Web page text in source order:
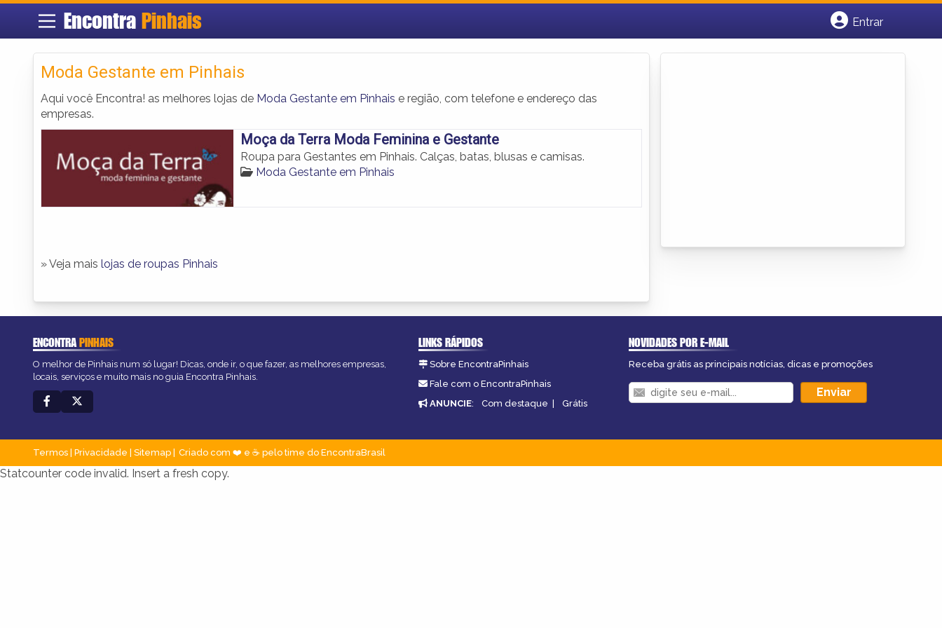
Encontra Pinhais
Entrar
Moda Gestante em Pinhais
Aqui você Encontra! as melhores lojas de Moda Gestante em Pinhais e região, com telefone e endereço das
empresas.
Moça da Terra Moda Feminina e Gestante
Roupa para Gestantes em Pinhais. Calças, batas, blusas e camisas.
Moda Gestante em Pinhais
» Veja mais lojas de roupas Pinhais
ENCONTRAPINHAIS
O melhor de Pinhais num só lugar! Dicas, onde ir, o que fazer, as melhores empresas,
locais, serviços e muito mais no guia Encontra Pinhais.
LINKS RÁPIDOS
Sobre EncontraPinhais
Fale com o EncontraPinhais
ANUNCIE: Com destaque | Grátis
NOVIDADES POR E-MAIL
Receba grátis as principais notícias, dicas e promoções
Termos Privacidade Sitemap Criado com ❤️ e ☕ pelo time do EncontraBrasil
Statcounter code invalid. Insert a fresh copy.